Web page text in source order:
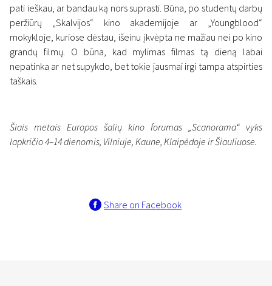
pati ieškau, ar bandau ką nors suprasti. Būna, po studentų darbų
peržiūrų „Skalvijos“ kino akademijoje ar „Youngblood“
mokykloje, kuriose dėstau, išeinu įkvėpta ne mažiau nei po kino
grandų filmų. O būna, kad mylimas filmas tą dieną labai
nepatinka ar net supykdo, bet tokie jausmai irgi tampa atspirties
taškais.
Šiais metais Europos šalių kino forumas „Scanorama“ vyks
lapkričio 4–14 dienomis, Vilniuje, Kaune, Klaipėdoje ir Šiauliuose.
Share on Facebook